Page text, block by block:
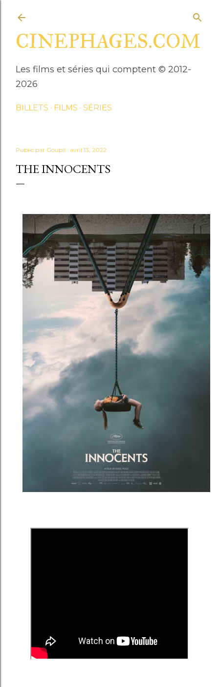
CINEPHAGES.COM
Les films et séries qui comptent © 2012-
2026
BILLETS FILMS SÉRIES
Publié par Goupil avril 13, 2022
THE INNOCENTS